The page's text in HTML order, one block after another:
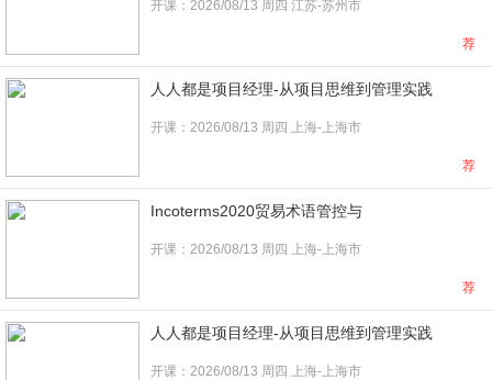
开课：2026/08/13 周四 江苏-苏州市
荐
人人都是项目经理-从项目思维到管理实践
开课：2026/08/13 周四 上海-上海市
荐
Incoterms2020贸易术语管控与
开课：2026/08/13 周四 上海-上海市
荐
人人都是项目经理-从项目思维到管理实践
开课：2026/08/13 周四 上海-上海市